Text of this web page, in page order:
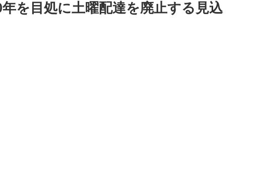
を目処に土曜配達を廃止する見込